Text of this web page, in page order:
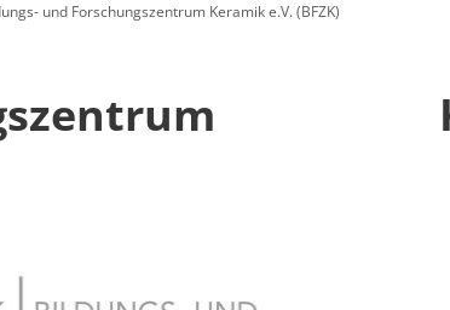
und Forschungszentrum Keramik e.V. (BFZK)